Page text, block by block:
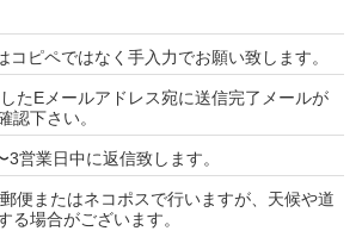
コピペではなく手入力でお願い致します。
たEメールアドレス宛に送信完了メールが
認下さい。
3営業日中に返信致します。
便またはネコポスで行いますが、天候や道
る場合がございます。